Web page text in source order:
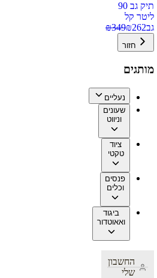
תיק גב 90
ליטר קל
גב
₪262
₪349
חזור
מותגים
נעליים
שעונים
וניווט
ציוד
טקטי
פנסים
וכלים
ביגוד
ואאוטדור
החשבון
שלי